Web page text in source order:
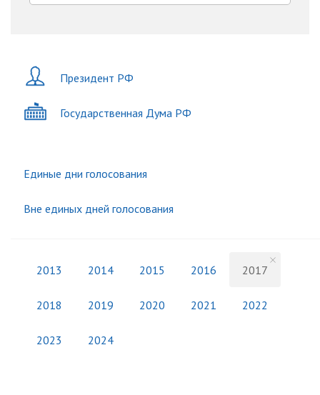
Президент РФ
Государственная Дума РФ
Единые дни голосования
Вне единых дней голосования
2013 2014 2015 2016 2017
2018 2019 2020 2021 2022
2023 2024